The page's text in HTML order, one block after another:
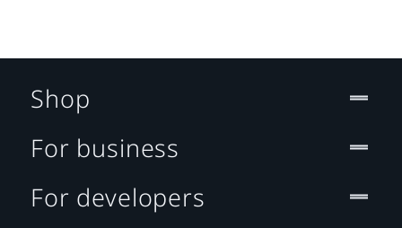
Shop
For business
For developers